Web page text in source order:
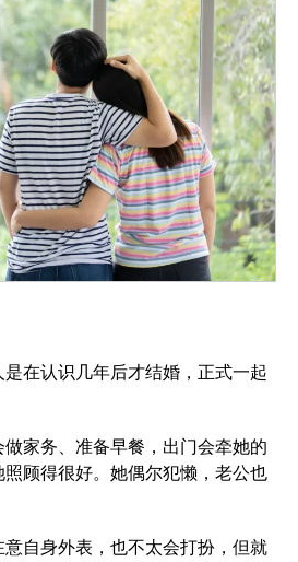
在认识几年后才结婚，正式一起
家务、准备早餐，出门会牵她的
顾得很好。她偶尔犯懒，老公也
自身外表，也不太会打扮，但就